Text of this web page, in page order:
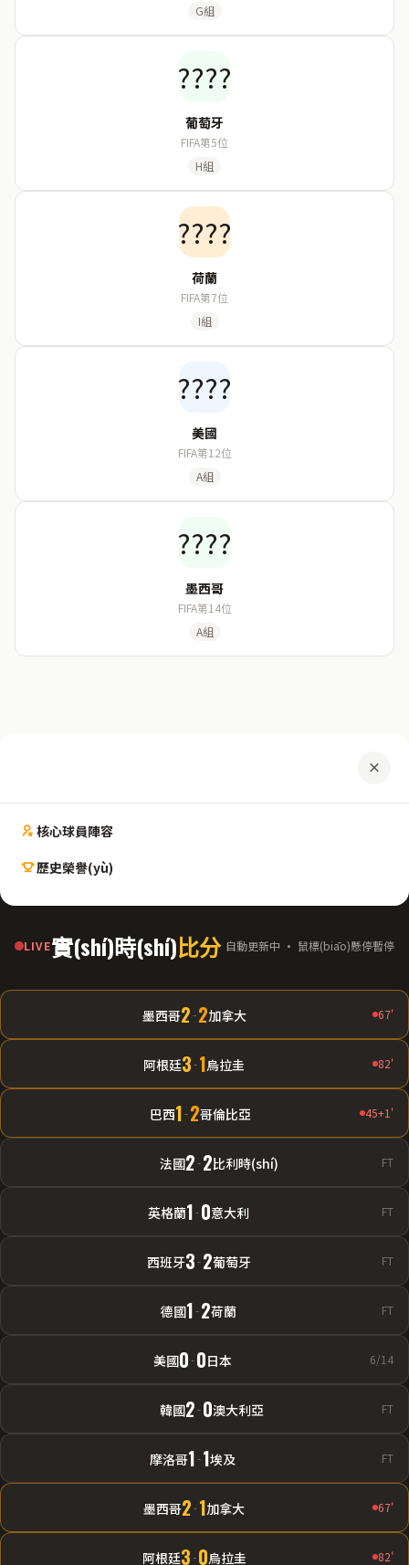
G組
????
葡萄牙
FIFA第5位
H組
????
荷蘭
FIFA第7位
I組
????
美國
FIFA第12位
A組
????
墨西哥
FIFA第14位
A組
核心球員陣容
歷史榮譽(yù)
LIVE實(shí)時(shí)比分 自動更新中 · 鼠標(biāo)懸停暫停
墨西哥2- 2加拿大 67'
阿根廷3-1烏拉圭 82'
巴西1-2哥倫比亞 45+1'
法國2- 2比利時(shí) FT
英格蘭1-0意大利 FT
西班牙3- 2葡萄牙 FT
德國1-2荷蘭 FT
美國0-0日本 6/14
韓國2- 0澳大利亞 FT
摩洛哥1- 1埃及 FT
墨西哥2-1加拿大 67'
阿根廷3- 0烏拉圭 82'